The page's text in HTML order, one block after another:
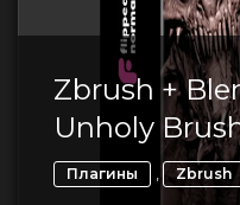
Zbrush +
Unholy
Плагины , Zbrush